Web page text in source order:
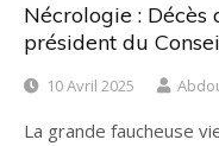
Nécrologie :
président du
10 Avril 2025
La grande faucheuse